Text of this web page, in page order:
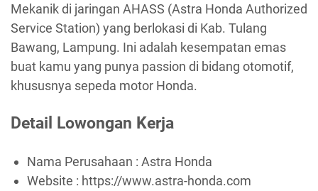
Mekanik di jaringan AHASS (Astra Honda Authorized
Service Station) yang berlokasi di Kab. Tulang
Bawang, Lampung. Ini adalah kesempatan emas
buat kamu yang punya passion di bidang otomotif,
khususnya sepeda motor Honda.
Detail Lowongan Kerja
Nama Perusahaan : Astra Honda
Website : https://www.astra-honda.com